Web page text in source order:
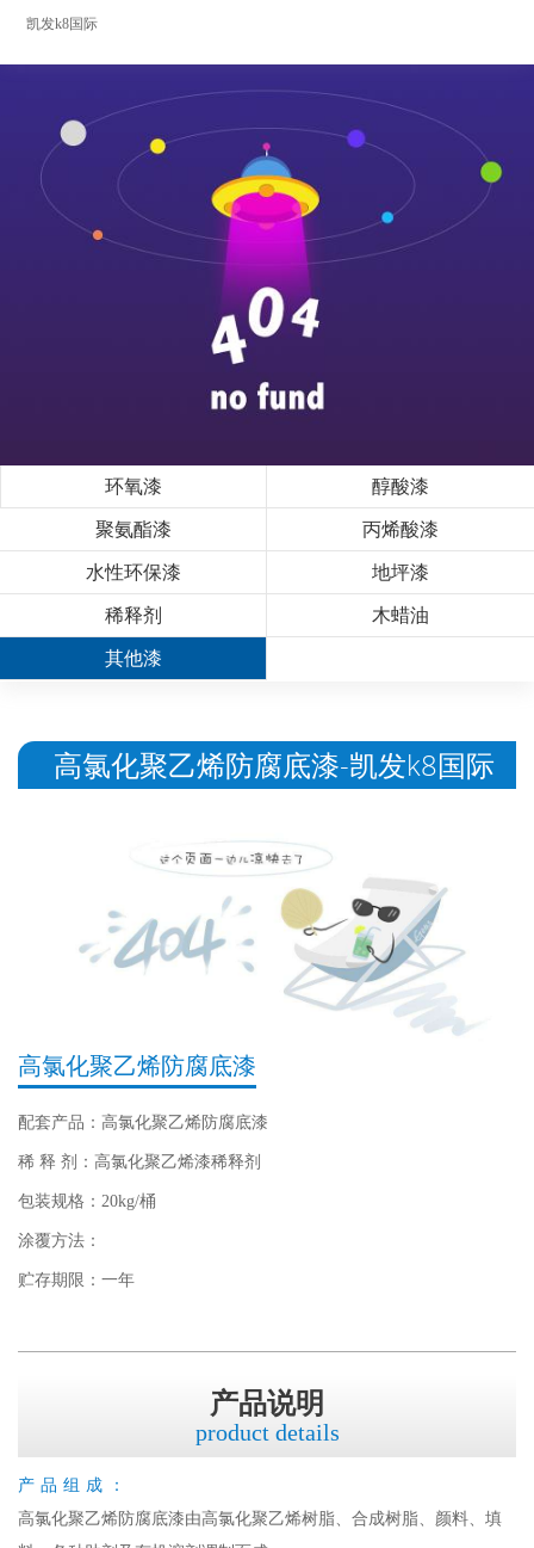
凯发k8国际
环氧漆 醇酸漆
聚氨酯漆 丙烯酸漆
水性环保漆 地坪漆
稀释剂 木蜡油
其他漆
高氯化聚乙烯防腐底漆-凯发k8国际
高氯化聚乙烯防腐底漆
配套产品：高氯化聚乙烯防腐底漆
稀 释 剂：高氯化聚乙烯漆稀释剂
包装规格：20kg/桶
涂覆方法：
贮存期限：一年
产品说明
product details
产品组成：
高氯化聚乙烯防腐底漆由高氯化聚乙烯树脂、合成树脂、颜料、填